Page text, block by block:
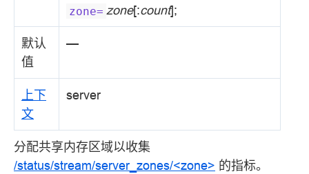
zone= zone[:count];
默认
值
—
上下
文
server
分配共享内存区域以收集
/status/stream/server_zones/<zone> 的指标。